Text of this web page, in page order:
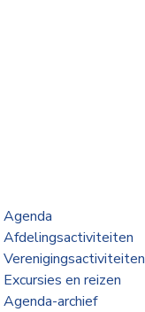
Agenda
Afdelingsactiviteiten
Verenigingsactiviteiten
Excursies en reizen
Agenda-archief